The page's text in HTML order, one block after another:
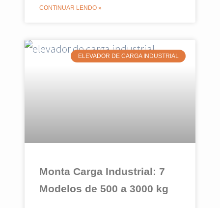
CONTINUAR LENDO »
ELEVADOR DE CARGA INDUSTRIAL
Monta Carga Industrial: 7
Modelos de 500 a 3000 kg